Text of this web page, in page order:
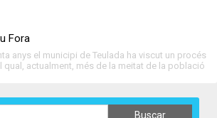
Fora
anys el municipi de Teulada ha viscut un procés
actualment, més de la meitat de la població